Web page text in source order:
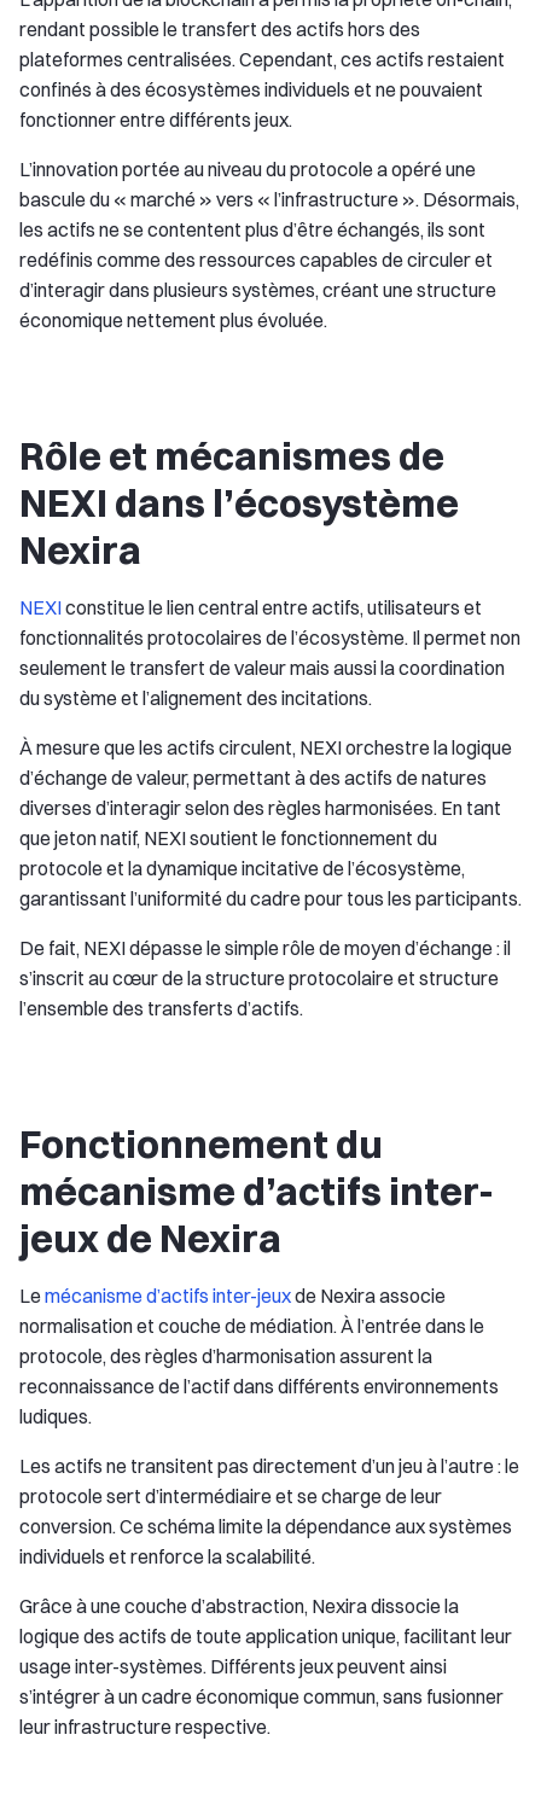
rendant possible le transfert des actifs hors des
plateformes centralisées. Cependant, ces actifs restaient
confinés à des écosystèmes individuels et ne pouvaient
fonctionner entre différents jeux.
L’innovation portée au niveau du protocole a opéré une
bascule du « marché » vers « l’infrastructure ». Désormais,
les actifs ne se contentent plus d’être échangés, ils sont
redéfinis comme des ressources capables de circuler et
d’interagir dans plusieurs systèmes, créant une structure
économique nettement plus évoluée.
Rôle et mécanismes de
NEXI dans l’écosystème
Nexira
NEXIconstitue le lien central entre actifs, utilisateurs et
fonctionnalités protocolaires de l’écosystème. Il permet non
seulement le transfert de valeur mais aussi la coordination
du système et l’alignement des incitations.
À mesure que les actifs circulent, NEXI orchestre la logique
d’échange de valeur, permettant à des actifs de natures
diverses d’interagir selon des règles harmonisées. En tant
que jeton natif, NEXI soutient le fonctionnement du
protocole et la dynamique incitative de l’écosystème,
garantissant l’uniformité du cadre pour tous les participants.
De fait, NEXI dépasse le simple rôle de moyen d’échange : il
s’inscrit au cœur de la structure protocolaire et structure
l’ensemble des transferts d’actifs.
Fonctionnement du
mécanisme d’actifs inter-
jeux de Nexira
Lemécanisme d’actifs inter-jeuxde Nexira associe
normalisation et couche de médiation. À l’entrée dans le
protocole, des règles d’harmonisation assurent la
reconnaissance de l’actif dans différents environnements
ludiques.
Les actifs ne transitent pas directement d’un jeu à l’autre : le
protocole sert d’intermédiaire et se charge de leur
conversion. Ce schéma limite la dépendance aux systèmes
individuels et renforce la scalabilité.
Grâce à une couche d’abstraction, Nexira dissocie la
logique des actifs de toute application unique, facilitant leur
usage inter-systèmes. Différents jeux peuvent ainsi
s’intégrer à un cadre économique commun, sans fusionner
leur infrastructure respective.